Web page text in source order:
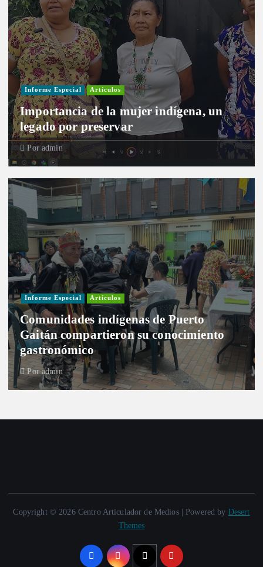
Informe Especial Artículos
Importancia de la mujer indígena, un
legado por preservar
Por admin
Informe Especial Artículos
Comunidades indígenas de Puerto
Gaitán compartieron su conocimiento
gastronómico
Por admin
Copyright © 2026 Centro Articulador de Medios | Powered by Desert
Themes